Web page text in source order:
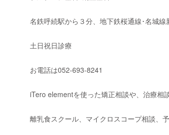
名鉄呼続駅から３分、地下鉄桜通線･名城
土日祝日診療
お電話は052-693-8241
iTero elementを使った矯正相談や、治療相
離乳食スクール、マイクロスコープ相談、